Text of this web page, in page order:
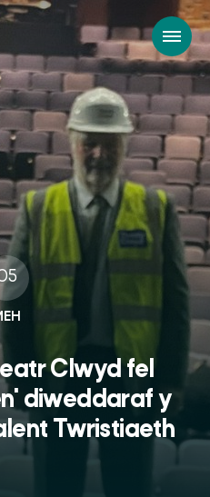
Clwyd fel
diweddaraf y
Twristiaeth